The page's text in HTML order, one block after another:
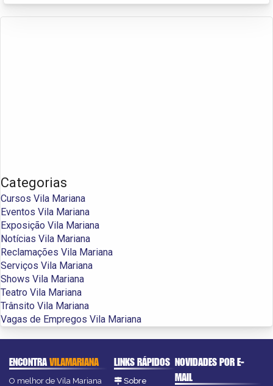
Categorias
Cursos Vila Mariana
Eventos Vila Mariana
Exposição Vila Mariana
Notícias Vila Mariana
Reclamações Vila Mariana
Serviços Vila Mariana
Shows Vila Mariana
Teatro Vila Mariana
Trânsito Vila Mariana
Vagas de Empregos Vila Mariana
ENCONTRAVILAMARIANA
O melhor de Vila Mariana
LINKS RÁPIDOS
Sobre
NOVIDADES POR E-
MAIL